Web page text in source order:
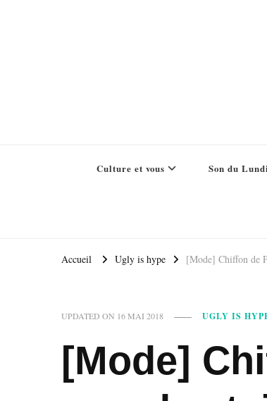
Culture et vous Son du Lundi
Accueil Ugly is hype [Mode] Chiffon de
UPDATED ON 16 MAI 2018 UGLY IS
[Mode]